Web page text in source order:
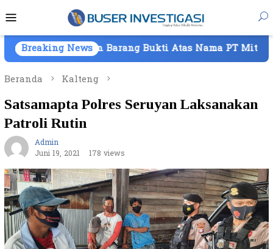
ke
kontenMobile
Breaking News
Barang Bukti Atas Nama PT Mitra Usaha Properti
Beranda
Kalteng
Satsamapta Polres Seruyan Laksanakan
Patroli Rutin
Admin
Juni 19, 2021
178 views